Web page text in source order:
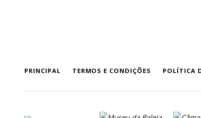
PRINCIPAL TERMOS E CONDIÇÕES POLÍTICA